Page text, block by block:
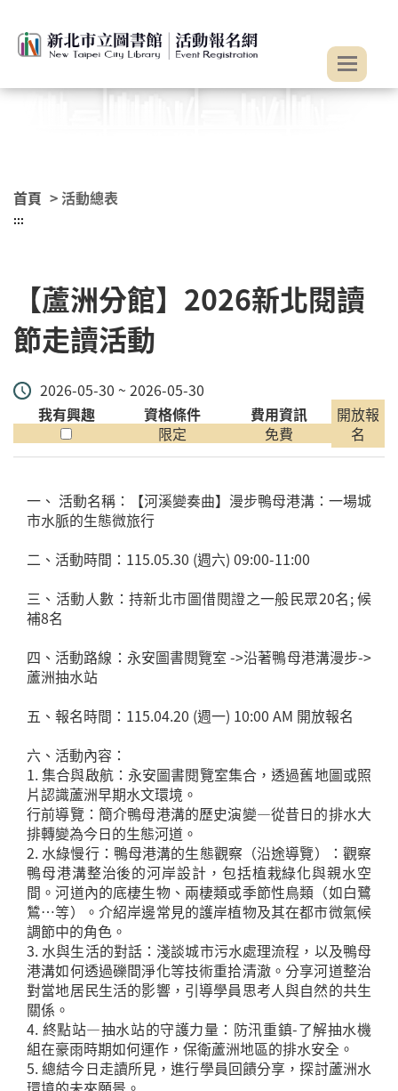
首頁 > 活動總表
:::
【蘆洲分館】2026新北閱讀
節走讀活動
2026-05-30 ~ 2026-05-30
我有興趣
資格條件
限定
費用資訊
免費
開放報
名
一、 活動名稱：【河溪變奏曲】漫步鴨母港溝：一場城
市水脈的生態微旅行
二、活動時間：115.05.30 (週六) 09:00-11:00
三、活動人數：持新北市圖借閱證之一般民眾20名; 候
補8名
四、活動路線：永安圖書閱覽室 ->沿著鴨母港溝漫步->
蘆洲抽水站
五、報名時間：115.04.20 (週一) 10:00 AM 開放報名
六、活動內容：
1. 集合與啟航：永安圖書閱覽室集合，透過舊地圖或照
片認識蘆洲早期水文環境。
行前導覽：簡介鴨母港溝的歷史演變—從昔日的排水大
排轉變為今日的生態河道。
2. 水綠慢行：鴨母港溝的生態觀察（沿途導覽）：觀察
鴨母港溝整治後的河岸設計，包括植栽綠化與親水空
間。河道內的底棲生物、兩棲類或季節性鳥類（如白鷺
鷥…等）。介紹岸邊常見的護岸植物及其在都市微氣候
調節中的角色。
3. 水與生活的對話：淺談城市污水處理流程，以及鴨母
港溝如何透過礫間淨化等技術重拾清澈。分享河道整治
對當地居民生活的影響，引導學員思考人與自然的共生
關係。
4. 終點站—抽水站的守護力量：防汛重鎮-了解抽水機
組在豪雨時期如何運作，保衛蘆洲地區的排水安全。
5. 總結今日走讀所見，進行學員回饋分享，探討蘆洲水